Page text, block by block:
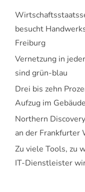
besucht
Freiburg
Vernetzung in
sind grün-blau
Drei bis zehn
Aufzug im Gebäude
Northern
an der Frankfurter
Zu viele Tools, zu
IT-Dienstleister